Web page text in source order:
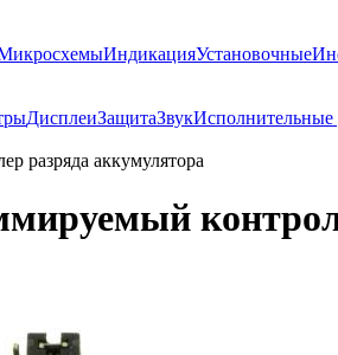
ИндикацияУстановочные
ДисплеиЗащитаЗвукИсполнительные
разряда аккумулятора